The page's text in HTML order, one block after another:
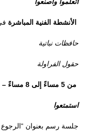
الأنشطة الفنية المباشرة
حافظات نباتية
حقول الفراولة
من 5 مساءً إلى 8 مساءً – الأولوية للمبكرين
استمتعوا
جلسة رسم بعنوان “الرجوع